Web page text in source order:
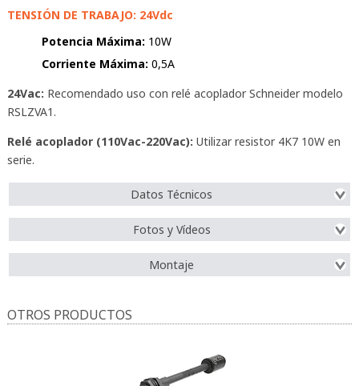
TENSIÓN DE TRABAJO: 24Vdc
Potencia Máxima: 10W
Corriente Máxima: 0,5A
24Vac: Recomendado uso con relé acoplador Schneider modelo
RSLZVA1.
Relé acoplador (110Vac-220Vac): Utilizar resistor 4K7 10W en
serie.
Datos Técnicos
Fotos y Vídeos
Montaje
OTROS PRODUCTOS